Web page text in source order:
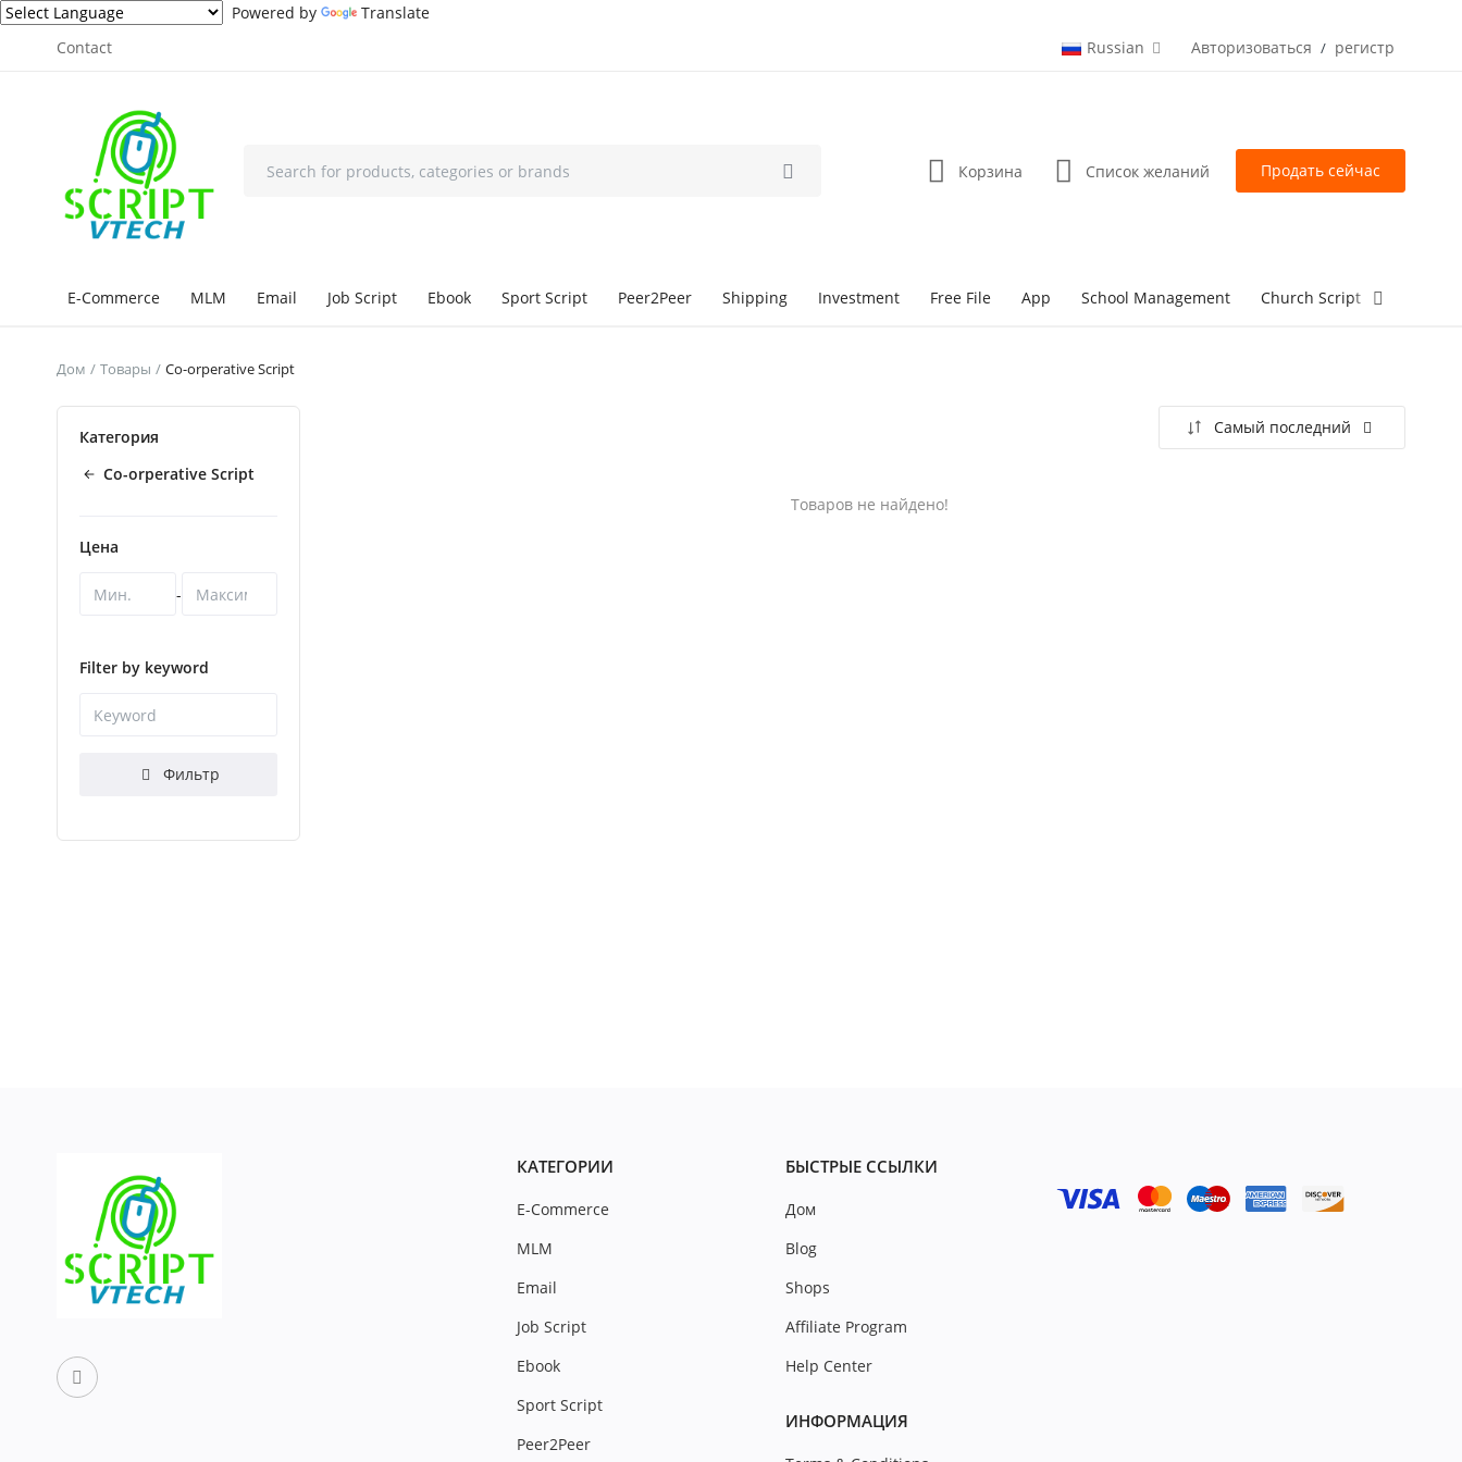
Powered by
Translate
Contact
Russian Авторизоваться / регистр
Корзина Список желаний Продать сейчас
E-Commerce MLM Email Job Script Ebook Sport Script Peer2Peer Shipping Investment Free File App School Management Church Script
Дом Товары Co-orperative Script
Категория
Co-orperative Script
Цена
-
Filter by keyword
Фильтр
Самый последний
Товаров не найдено!
КАТЕГОРИИ
E-Commerce
MLM
Email
Job Script
Ebook
Sport Script
Peer2Peer
БЫСТРЫЕ ССЫЛКИ
Дом
Blog
Shops
Affiliate Program
Help Center
ИНФОРМАЦИЯ